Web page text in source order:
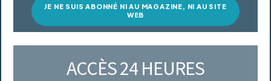
JE NE SUIS ABONNÉ NI AU MAGAZINE, NI AU SITE
WEB
ACCÈS 24 HEURES